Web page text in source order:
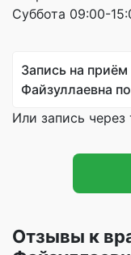
Суббота 09:00-
Запись на
Файзуллаевна
Или запись через
Отзывы к